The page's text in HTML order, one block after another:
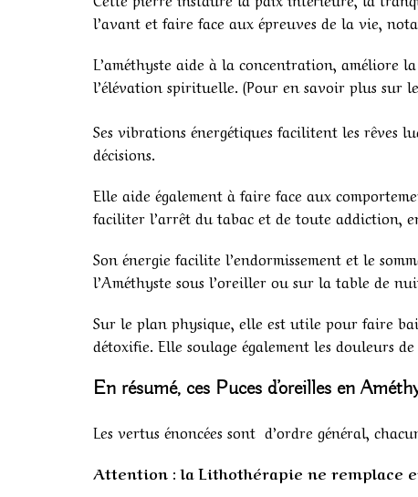
l’avant et faire face aux épreuves de la vie,
L’améthyste aide à la concentration, améliore
l’élévation spirituelle. (Pour en savoir plus sur
Ses vibrations énergétiques facilitent les rêves
décisions.
Elle aide également à faire face aux
faciliter l’arrêt du tabac et de toute addiction,
Son énergie facilite l’endormissement et le
l’Améthyste sous l’oreiller ou sur la table de
Sur le plan physique, elle est utile pour faire
détoxifie. Elle soulage également les douleurs
En résumé, ces Puces d’oreilles en
Les vertus énoncées sont d’ordre général,
Attention : la Lithothérapie ne remplace